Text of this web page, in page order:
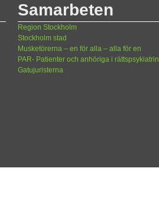
Samarbeten
Region Stockholm
Stockholm stad
Musketörerna – en för alla – alla för en
PAR- Patienter och anhöriga i rättspsykiatrin
Gatujuristerna